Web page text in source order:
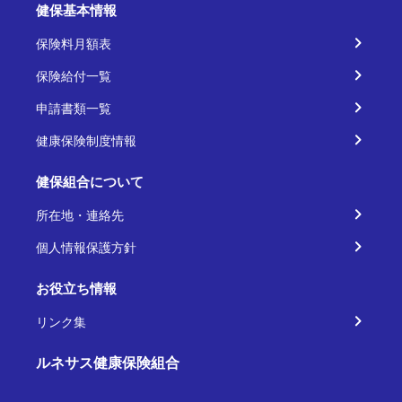
健保基本情報
保険料月額表
保険給付一覧
申請書類一覧
健康保険制度情報
健保組合について
所在地・連絡先
個人情報保護方針
お役立ち情報
リンク集
ルネサス健康保険組合